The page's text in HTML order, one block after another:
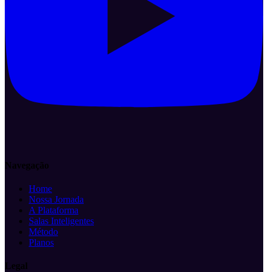
Navegação
Home
Nossa Jornada
A Plataforma
Salas Inteligentes
Método
Planos
Legal